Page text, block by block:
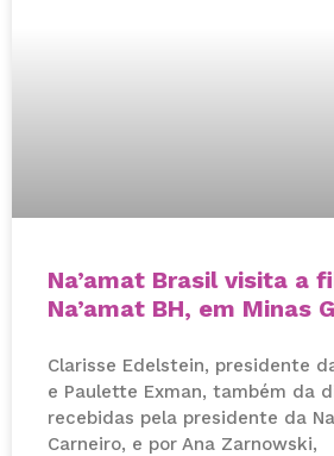
Na’amat Brasil visita a
Na’amat BH, em Minas
Clarisse Edelstein, presidente
e Paulette Exman, também da
recebidas pela presidente da
Carneiro, e por Ana Zarnowski,